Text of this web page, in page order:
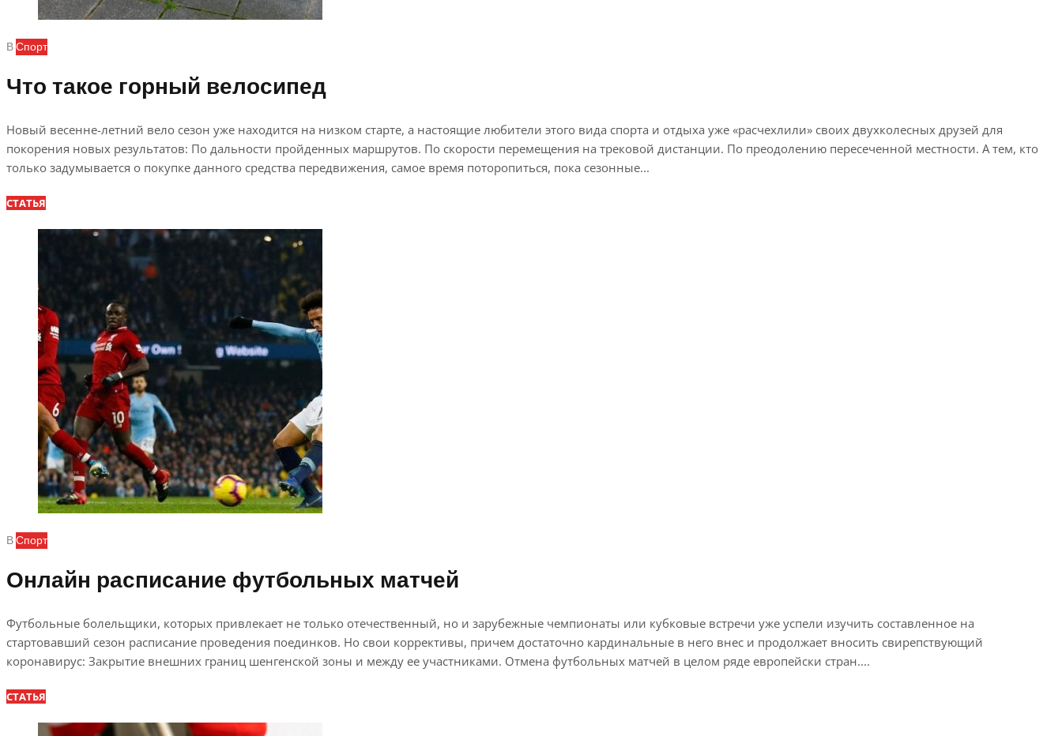
ВСпорт
Что такое горный велосипед
Новый весенне-летний вело сезон уже находится на низком старте, а настоящие любители этого вида спорта и отдыха уже «расчехлили» своих двухколесных друзей для
покорения новых результатов: По дальности пройденных маршрутов. По скорости перемещения на трековой дистанции. По преодолению пересеченной местности. А тем, кто
только задумывается о покупке данного средства передвижения, самое время поторопиться, пока сезонные...
СТАТЬЯ
ВСпорт
Онлайн расписание футбольных матчей
Футбольные болельщики, которых привлекает не только отечественный, но и зарубежные чемпионаты или кубковые встречи уже успели изучить составленное на
стартовавший сезон расписание проведения поединков. Но свои коррективы, причем достаточно кардинальные в него внес и продолжает вносить свирепствующий
коронавирус: Закрытие внешних границ шенгенской зоны и между ее участниками. Отмена футбольных матчей в целом ряде европейски стран....
СТАТЬЯ